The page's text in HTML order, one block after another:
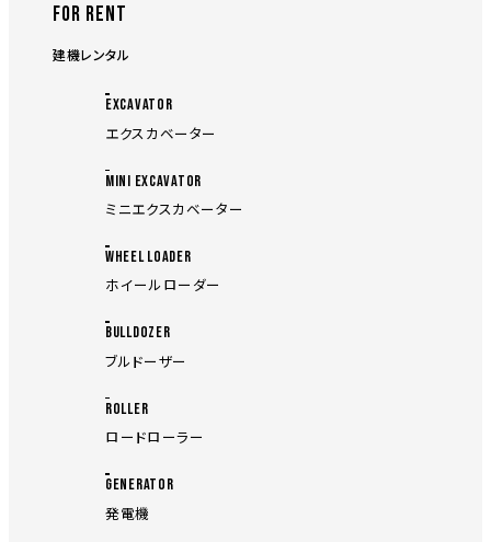
FOR RENT
建機レンタル
EXCAVATOR
エクスカベーター
MINI EXCAVATOR
ミニエクスカベーター
WHEEL LOADER
ホイールローダー
BULLDOZER
ブルドーザー
ROLLER
ロードローラー
GENERATOR
発電機